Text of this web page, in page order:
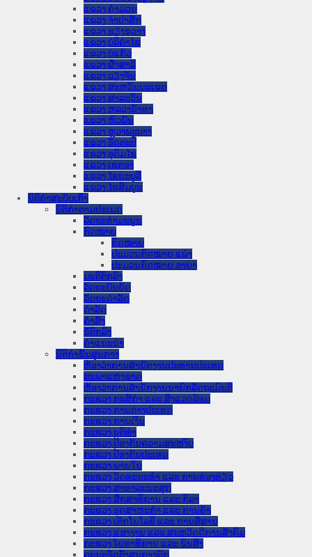
ແຂວງ ຄໍາມ່ວນ
ແຂວງ ຈໍາປາສັກ
ແຂວງ ຊຽງຂວາງ
ແຂວງ ບໍລິຄໍາໄຊ
ແຂວງ ບໍ່ແກ້ວ
ແຂວງ ຜົ້ງສາລີ
ແຂວງ ວຽງຈັນ
ແຂວງ ສະຫວັນນະເຂດ
ແຂວງ ສາລະວັນ
ແຂວງ ຫລວງນໍ້າທາ
ແຂວງ ຫົວພັນ
ແຂວງ ຫຼວງພະບາງ
ແຂວງ ອັດຕະປື
ແຂວງ ອຸດົມໄຊ
ແຂວງ ເຊກອງ
ແຂວງ ໄຊຍະບູລີ
ແຂວງ ໄຊສົມບູນ
ນິຕິກໍາສະບັບເກົ່າ
ນິຕິກຳຕາມປະເພດ
ລັດຖະທໍາມະນູນ
ກົດໝາຍ
ກົດໝາຍ
ປະມວນກົດໝາຍ ແພ່ງ
ປະມວນກົດໝາຍ ອາຍາ
ມະຕິຕົກລົງ
ລັດຖະບັນຍັດ
ລັດຖະດໍາລັດ
ດໍາລັດ
ຄໍາສັ່ງ
ຂໍ້ຕົກລົງ
ຄໍາແນະນໍາ
ນິຕິກໍາຂັ້ນສູນກາງ
ຫ້ອງວ່າການສໍານັກງານປະທານປະເທດ
ສະພາແຫ່ງຊາດ
ຫ້ອງວ່າການສຳນັກງານນາຍົກລັດຖະມົນຕີ
ກະຊວງ ກະສິກຳ ແລະ ສິ່ງແວດລ້ອມ
ກະຊວງ ການຕ່າງປະເທດ
ກະຊວງ ການເງິນ
ກະຊວງ ຍຸຕິທໍາ
ກະຊວງ ປ້ອງກັນຄວາມສະຫງົບ
ກະຊວງ ປ້ອງກັນປະເທດ
ກະຊວງ ພາຍໃນ
ກະຊວງ ວັດທະນະທຳ ແລະ ການທ່ອງທ່ຽວ
ກະຊວງ ສາທາລະນະສຸກ
ກະຊວງ ສຶກສາທິການ ແລະ ກິລາ
ກະຊວງ ອຸດສາຫະກຳ ແລະ ການຄ້າ
ກະຊວງ ເຕັກໂນໂລຊີ ແລະ ການສື່ສານ
ກະຊວງ ແຮງງານ ແລະ ສະຫວັດດີການສັງຄົມ
ກະຊວງ ໂຍທາທິການ ແລະ ຂົນສົ່ງ
ຄະນະຈັດຕັ້ງສູນກາງພັກ